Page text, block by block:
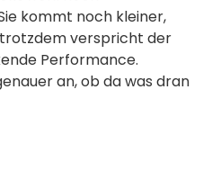
kommt noch kleiner,
verspricht der
Performance.
an, ob da was dran